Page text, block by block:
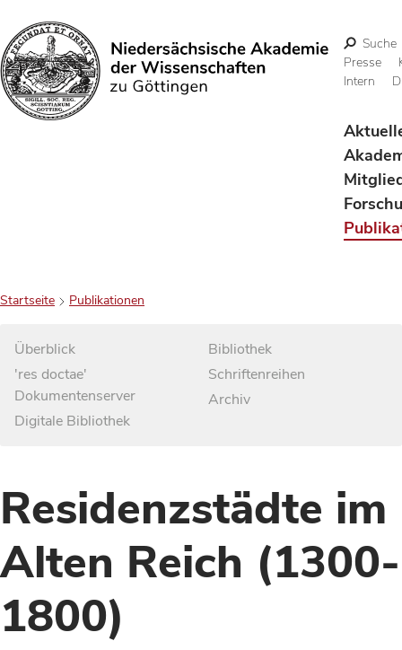
Suchen
Suche
Presse
Intern
Startseite Publikationen
Überblick
'res doctae'
Dokumentenserver
Digitale Bibliothek
Bibliothek
Schriftenreihen
Archiv
Residenzstädte im
Alten Reich (1300-
1800)